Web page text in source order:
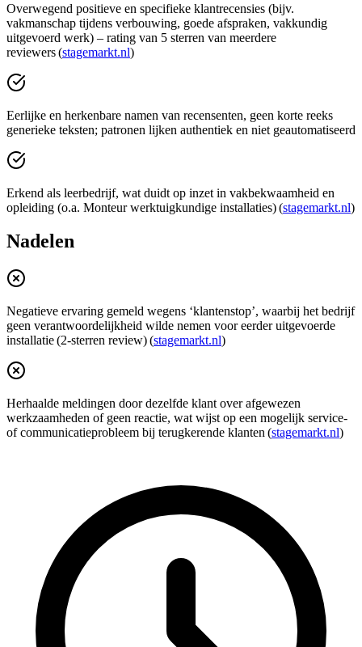
Overwegend positieve en specifieke klantrecensies (bijv.
vakmanschap tijdens verbouwing, goede afspraken, vakkundig
uitgevoerd werk) – rating van 5 sterren van meerdere
reviewers (stagemarkt.nl)
Eerlijke en herkenbare namen van recensenten, geen korte reeks
generieke teksten; patronen lijken authentiek en niet geautomatiseerd
Erkend als leerbedrijf, wat duidt op inzet in vakbekwaamheid en
opleiding (o.a. Monteur werktuigkundige installaties) (stagemarkt.nl)
Nadelen
Negatieve ervaring gemeld wegens ‘klantenstop’, waarbij het bedrijf
geen verantwoordelijkheid wilde nemen voor eerder uitgevoerde
installatie (2-sterren review) (stagemarkt.nl)
Herhaalde meldingen door dezelfde klant over afgewezen
werkzaamheden of geen reactie, wat wijst op een mogelijk service-
of communicatieprobleem bij terugkerende klanten (stagemarkt.nl)